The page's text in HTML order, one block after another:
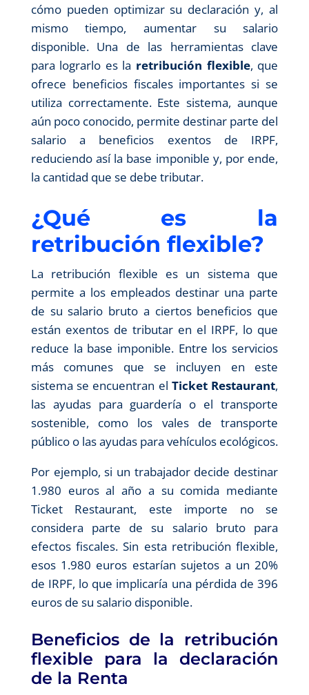
cómo pueden optimizar su declaración y, al
mismo tiempo, aumentar su salario
disponible. Una de las herramientas clave
para lograrlo es la retribución flexible, que
ofrece beneficios fiscales importantes si se
utiliza correctamente. Este sistema, aunque
aún poco conocido, permite destinar parte del
salario a beneficios exentos de IRPF,
reduciendo así la base imponible y, por ende,
la cantidad que se debe tributar.
¿Qué es la
retribución flexible?
La retribución flexible es un sistema que
permite a los empleados destinar una parte
de su salario bruto a ciertos beneficios que
están exentos de tributar en el IRPF, lo que
reduce la base imponible. Entre los servicios
más comunes que se incluyen en este
sistema se encuentran el Ticket Restaurant,
las ayudas para guardería o el transporte
sostenible, como los vales de transporte
público o las ayudas para vehículos ecológicos.
Por ejemplo, si un trabajador decide destinar
1.980 euros al año a su comida mediante
Ticket Restaurant, este importe no se
considera parte de su salario bruto para
efectos fiscales. Sin esta retribución flexible,
esos 1.980 euros estarían sujetos a un 20%
de IRPF, lo que implicaría una pérdida de 396
euros de su salario disponible.
Beneficios de la retribución
flexible para la declaración
de la Renta